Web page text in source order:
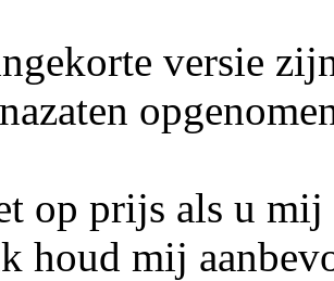
versie
op prijs als u mij
houd mij